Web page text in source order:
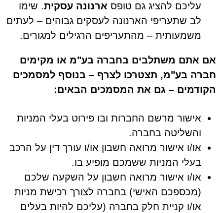
עליכם להציג גם טופס ארנונה עסקית. שימו
לב שתעריפי הארנונה לעסקים גבוהים – לעתים
משמעותית – מהתעריפים הרגילים למגורים.
אם אתם משתלבים בחברה בע"מ או מקימים
חברה בע"מ, תצטרכו לצרף – בנוסף למסמכים
הקודמים – גם את המסמכים הבאים:
אישור מרשם החברות ובו פירוט בעלי המניות
והשליטה בחברה.
או/ו אישור מרואה חשבון או/ו עורך דין על הרכב
בעלי המניות ששמכם מופיע בו.
או/ו אישור מרואה חשבון על השקעה שלכם
(מכספכם האישי) בחברה לצורך רכישת מניות
או/ו קניית חלק בחברה (עליכם להיות בעלים